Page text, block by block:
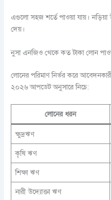
এগুলো সহজ শর্তে পাওয়া যায়। নড়িয়া
দেয়।
নুসা এনজিও থেকে কত টাকা লোন
লোনের পরিমাণ নির্ভর করে
২০২৬ আপডেট অনুসারে নিচে:
লোনের ধরন
ক্ষুদ্রঋণ
কৃষি ঋণ
শিক্ষা ঋণ
নারী উদ্যোক্তা ঋণ